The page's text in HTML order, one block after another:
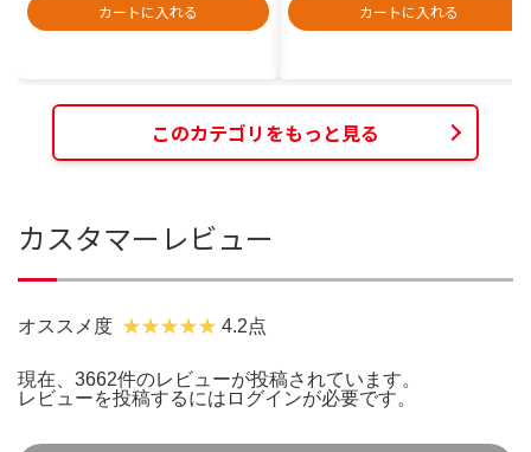
カートに入れる
カートに入れる
このカテゴリをもっと見る
カスタマーレビュー
オススメ度 4.2点
現在、3662件のレビューが投稿されています。
レビューを投稿するには ログインが必要です。